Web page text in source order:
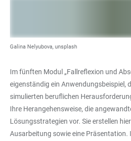
Galina Nelyubova, unsplash
Im fünften Modul „Fallreflexion und
eigenständig ein Anwendungsbeispiel,
simulierten beruflichen
Ihre Herangehensweise, die
Lösungsstrategien vor. Sie erstellen
Ausarbeitung sowie eine Präsentation.